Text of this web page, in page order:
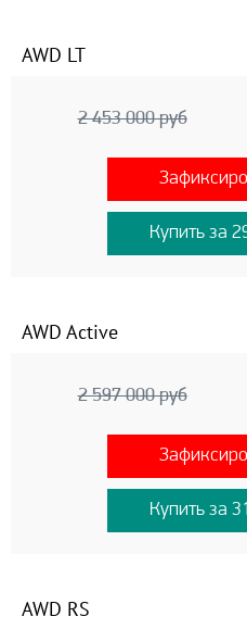
AWD LT
2 453 000 руб
Купить за
AWD Active
2 597 000 руб
Купить за
AWD RS